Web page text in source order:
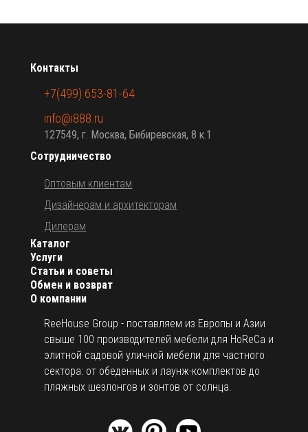
О компании
ReeHouse Group - поставляем из Европы и Азии
свыше 100 производителей мебели для HoReCa и
элитной садовой уличной мебели для частного
сектора: от обеденных и лаунж-комплектов до
пляжных шезлонгов и зонтов от солнца.
Каталог
Услуги
Статьи и советы
Обмен и возврат
Сотрудничество
Оптовым клиентам
Дизайнерам и архитекторам
Дилерам
Контакты
+7(499) 653-81-64
info@i888.ru
127549, г. Москва, Бибиревская, 8 к.1